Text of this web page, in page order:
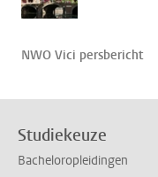
NWO Vici persbericht
Studiekeuze
Bacheloropleidingen